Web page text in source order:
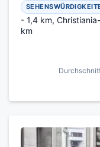
- 1,4 km,
km